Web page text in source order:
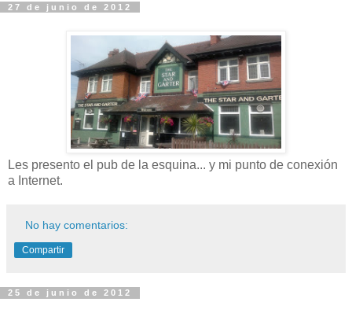
27 de junio de 2012
Les presento el pub de la esquina... y mi punto de conexión
a Internet.
No hay comentarios:
Compartir
25 de junio de 2012